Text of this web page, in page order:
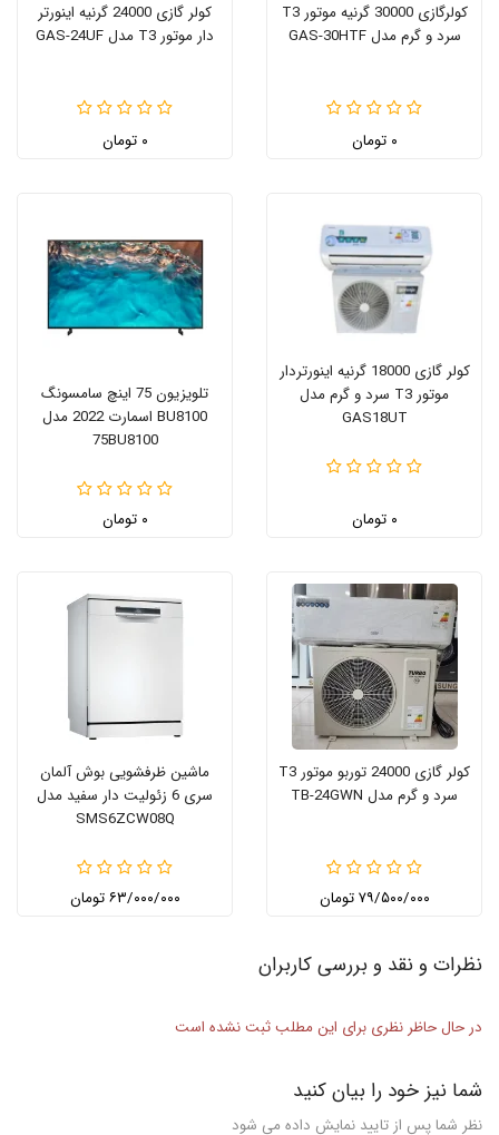
کولرگازی 30000 گرنیه موتور T3
سرد و گرم مدل GAS-30HTF
۰ تومان
کولر گازی 24000 گرنیه اینورتر
دار موتور T3 مدل GAS-24UF
۰ تومان
کولر گازی 18000 گرنیه اینورتردار
موتور T3 سرد و گرم مدل
GAS18UT
۰ تومان
تلویزیون 75 اینچ سامسونگ
BU8100 اسمارت 2022 مدل
75BU8100
۰ تومان
کولر گازی 24000 توربو موتور T3
سرد و گرم مدل TB-24GWN
۷۹/۵۰۰/۰۰۰ تومان
ماشین ظرفشویی بوش آلمان
سری 6 زئولیت دار سفید مدل
SMS6ZCW08Q
۶۳/۰۰۰/۰۰۰ تومان
نظرات و نقد و بررسی کاربران
در حال حاظر نظری برای این مطلب ثبت نشده است
شما نیز خود را بیان کنید
نظر شما پس از تایید نمایش داده می شود